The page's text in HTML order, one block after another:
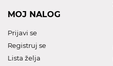
MOJ NALOG
Prijavi se
Registruj se
Lista želja